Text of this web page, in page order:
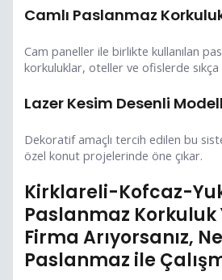
Camlı Paslanmaz
Cam paneller ile birlikte kullanılan
korkuluklar, oteller ve ofislerde
Lazer Kesim Desenli
Dekoratif amaçlı tercih edilen bu
özel konut projelerinde öne çıkar.
Kirklareli-Kofcaz-
Paslanmaz Korkuluk
Firma Arıyorsanız,
Paslanmaz ile